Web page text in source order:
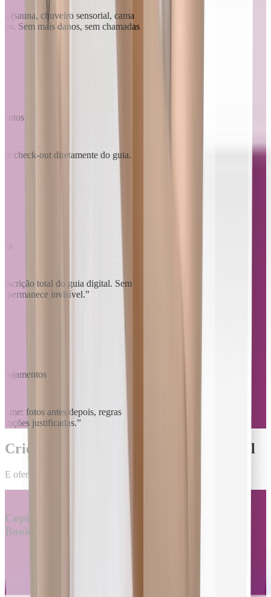
(sauna, chuveiro sensorial, cama
Sem mais danos, sem chamadas
check-out diretamente do guia.
total do guia digital. Sem
permanece invisível.”
me: fotos antes/depois, regras
justificadas.”
Crie o seu manual de boas-vindas digital
E ofereça todos os seus serviços e instruções num único lugar
Copie e importe o link do seu anúncio Airbnb ou
Booking